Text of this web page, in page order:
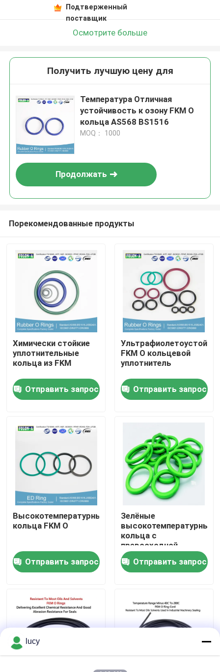
Главная страница
О Компании
контактные данные
Новости
Все случаи
Подтверженный
поставщик
Осмотрите больше
Получить лучшую цену для
Температура Отличная
устойчивость к озону FKM O
кольца AS568 BS1516
MOQ： 1000
Продолжать
Порекомендованные продукты
Химически стойкие
уплотнительные
кольца из FKM
Отправить запрос
FKM O кольцевой
уплотнитель
Отправить запрос
Высокотемпературные
кольца FKM O
Отправить запрос
Зелёные
высокотемпературные
кольца с
превосходной
долговечностью,
подходящие для
нефтегазового и
требующих
теплостойких
компонентов
Отправить запрос
lucy